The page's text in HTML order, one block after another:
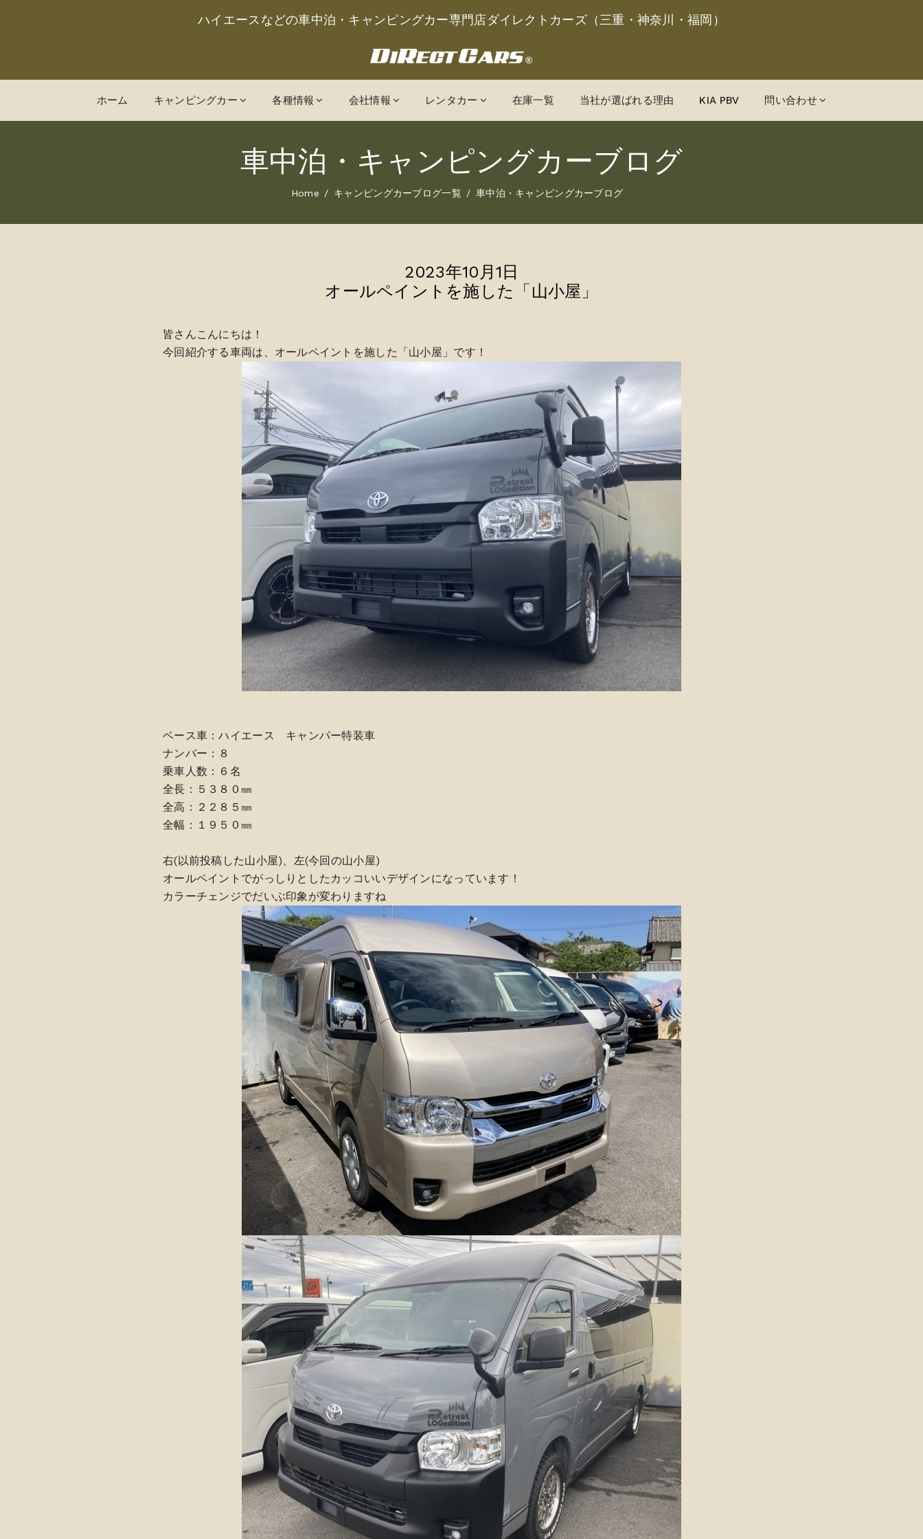
ハイエースなどの車中泊・キャンピングカー専門店ダイレクトカーズ（三重・神奈川・福岡）
ホーム キャンピングカー 各種情報 会社情報 レンタカー 在庫一覧 当社が選ばれる理由 KIA PBV 問い合わせ
車中泊・キャンピングカーブログ
Home キャンピングカーブログ一覧 車中泊・キャンピングカーブログ
2023年10月1日
オールペイントを施した「山小屋」
皆さんこんにちは！
今回紹介する車両は、オールペイントを施した「山小屋」です！
ベース車：ハイエース キャンパー特装車
ナンバー：８
乗車人数：６名
全長：５３８０㎜
全高：２２８５㎜
全幅：１９５０㎜
右(以前投稿した山小屋)、左(今回の山小屋)
オールペイントでがっしりとしたカッコいいデザインになっています！
カラーチェンジでだいぶ印象が変わりますね